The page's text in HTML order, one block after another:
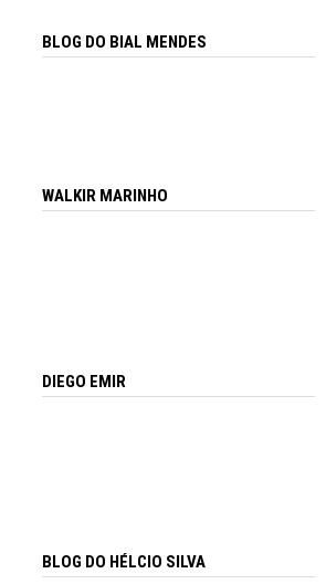
BLOG DO BIAL MENDES
WALKIR MARINHO
DIEGO EMIR
BLOG DO HÉLCIO SILVA